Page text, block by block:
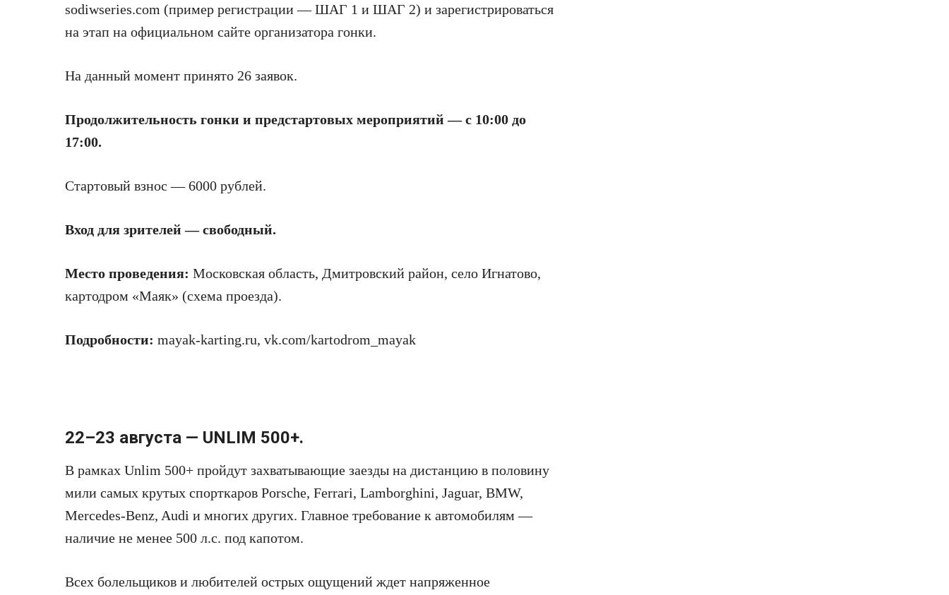
sodiwseries.com (пример регистрации — ШАГ 1 и ШАГ 2) и зарегистрироваться
на этап на официальном сайте организатора гонки.
На данный момент принято 26 заявок.
Продолжительность гонки и предстартовых мероприятий — с 10:00 до
17:00.
Стартовый взнос — 6000 рублей.
Вход для зрителей — свободный.
Место проведения: Московская область, Дмитровский район, село Игнатово,
картодром «Маяк» (схема проезда).
Подробности: mayak-karting.ru, vk.com/kartodrom_mayak
22–23 августа — UNLIM 500+.
В рамках Unlim 500+ пройдут захватывающие заезды на дистанцию в половину
мили самых крутых спорткаров Porsche, Ferrari, Lamborghini, Jaguar, BMW,
Mercedes-Benz, Audi и многих других. Главное требование к автомобилям —
наличие не менее 500 л.с. под капотом.
Всех болельщиков и любителей острых ощущений ждет напряженное